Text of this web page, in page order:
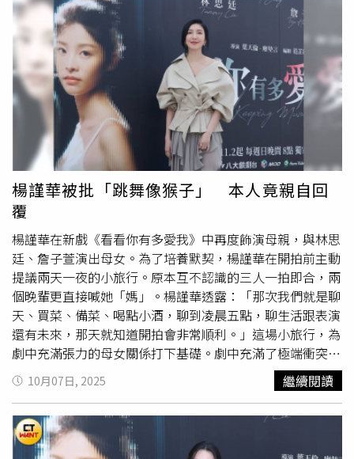
疼。」《看看你有多愛我》鍾承翰（左）飾演偵辦綁架案的
刑警，右為屁孩。（圖／晴天影像提供）面對網路公審，楊
謹華在鏡頭前哽咽坦言「我不是一個好媽媽」，這段直擊人
心的自白不只揪住觀眾，也讓在場演員心痛不已。飾演偵辦
綁架案的刑警、同時是楊謹華角色青梅竹馬好友的鍾承翰回
憶：「那場戲讓我印象非常深刻，我當下真的很難過，看著
這麼好的一個朋友遭遇這樣的事，感受到她心裡承受的壓
力，我也忍不住跟著泛淚。這場戲不只牽動大金（鍾承翰角
色名）的情緒，也深深觸動了我。」被問到是否認為怡安是
一個「失敗的媽媽」，鍾承翰不假思索回答：「我覺得不
是！所有父母都是第一次當父母，像我的小孩現在6歲，我
其實也只是個6歲的爸爸，我們都是跟著孩子一起學習、一
起成長的。」此外，這次特別演出網紅經紀人「文捷」的紀
培慧 ，角色因過度炒作話題而讓局勢失控，最終遭到楊謹華
飾演的「怡安」斷然切割，也讓她一步步走向黑化邊緣。談
起角色的情緒轉折，紀培慧 表示：「文捷的社會化讓她相
信，只要是為了幫助在乎的人，就算手段狡猾也沒關係。但
當她被怡安割捨時，所有的付出和真心在瞬間好像都變得毫
無意義。」她也坦言，角色的崩潰情緒極度真實，「人在理
智斷線的時候，真的會有魚死網破的衝動，往往有些話、有
些事一旦發生了，情誼就很難再修補，從此再見面也只能是
最熟悉的陌生人。」《看看你有多愛我》紀培慧飾演網紅經
紀人，因過度炒作話題導致局勢失控。(圖／晴天影像提
供）《看看你有多愛我》由六六喜喜股份有限公司、台灣連
時就覺得這段太有趣了！」她透露角色「怡安」其實是想修
補母女關係，「只是一時之間真的沒能力解決，只好先把失
控的媽媽『暫時關起來』，等大家都冷靜後再好好談。」李
維維被楊謹華的表情氣瘋。（圖／晴天影像）被楊謹華
「關」進浴缸的古名伸也直呼這場戲印象深刻：「拿到劇本
時我還在想，這樣的情節合理嗎？但拍攝當下我就被說服
了。」她回憶那場長時間被綑綁在浴缸裡的戲份時表示：
「這場戲不只是肢體上的挑戰，我能感受到『玉蘭』從憤
怒、掙扎到理解的轉變，情緒真的非常真實。當嘴上的膠帶
被撕下那一刻，我深刻體會到女兒的無奈，她不是狠心，而
是想用最快的方式讓一切結束。」母女之間錯位的愛與壓抑
多年的情緒全在這場戲中徹底爆發。劇中，楊謹華飾演的角
色原是一名女團練習生，眼看就要出道成名，卻因一場突如
其來的車禍讓人生急轉直下，不僅夢想破滅，也與昔日閨蜜
反目成仇。多年後兩人重逢，往日情誼早已化為劍拔弩張的
對峙，火藥味十足。戲外談到友情觀，楊謹華感性分享：
「朋友在我人生中一直很重要，但隨著年紀增長，我覺得友
情不需要時時黏在一起。真正的朋友，是在關鍵時刻會互相
支持，保持剛好的距離，既自在又珍貴。」飾演「前閨蜜」
Lynn的李維維則表示，兩人多年後再碰頭，氣氛緊繃到極
點，其中一場對戲讓她記憶猶新：「講完台詞後我氣得猛一
回頭瞪她，沒想到謹華立刻即興回了一個表情，像在說『妳
能拿我怎樣？』那一瞬間我真的氣炸！」她也大讚對方的臨
場反應與爆發力，「太厲害了，整場戲瞬間升溫！」在《看
楊謹華被批「跳舞像猴子」 本人竟親自回
覆
楊謹華在新戲《看看你有多愛我》中再度飾演母親，與林思
廷、詹子萱演出母女。為了培養默契，楊謹華在開拍前主動
提議兩天一夜的小旅行。原本互不認識的三人一拍即合，兩
個晚輩更直接喊她「媽」。楊謹華透露：「那次我們就是聊
天、買菜、備菜、喝點小酒，聊到凌晨五點，聊生活跟表演
還有未來，那天就知道開拍會非常順利。」這場小旅行，為
劇中充滿張力的母女關係打下基礎。劇中充滿了極端衝突的
情節，楊謹華劇中竟把飾演她母親的舞蹈家古名伸綁在浴缸
裡，楊謹華坦承，看到劇本時相當興奮：「哇！好想做
喔！」不過她也強調：「現實生活中不可以！」古名伸則表
示，私下的自己從沒罵過學生，一切就是戲劇效果，但和楊
謹華對戲，對方氣場強大，她被激發出怒氣，「我會想疊上
10月07日, 2025 繼續閱讀